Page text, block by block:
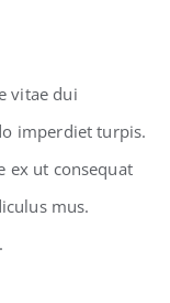
vitae dui
imperdiet turpis.
ex ut consequat
mus.